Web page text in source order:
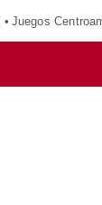
Juegos